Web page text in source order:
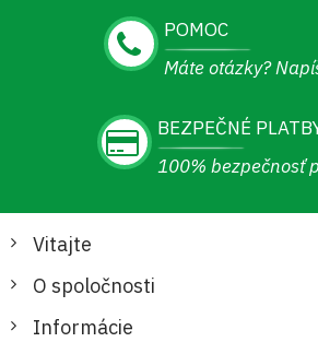
POMOC
Máte otázky?
BEZPEČNÉ
100% bezpečnosť
Vitajte
O spoločnosti
Informácie